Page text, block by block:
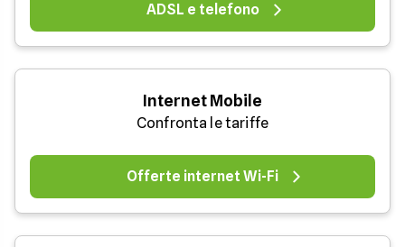
ADSL e telefono
Internet Mobile
Confronta le tariffe
Offerte internet Wi-Fi